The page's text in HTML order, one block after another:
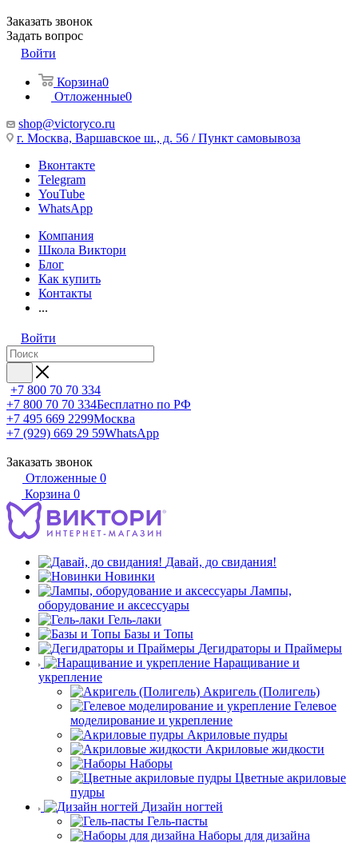
Заказать звонок
Задать вопрос
Войти
Корзина0
Отложенные0
shop@victoryco.ru
г. Москва, Варшавское ш., д. 56 / Пункт самовывоза
Вконтакте
Telegram
YouTube
WhatsApp
Компания
Школа Виктори
Блог
Как купить
Контакты
...
Войти
+7 800 70 70 334
+7 800 70 70 334Бесплатно по РФ
+7 495 669 2299Москва
+7 (929) 669 29 59WhatsApp
Заказать звонок
Отложенные 0
Корзина 0
Давай, до свидания!
Новинки
Лампы,
оборудование и аксессуары
Гель-лаки
Базы и Топы
Дегидраторы и Праймеры
Наращивание и
укрепление
Акригель (Полигель)
Гелевое
моделирование и укрепление
Акриловые пудры
Акриловые жидкости
Наборы
Цветные акриловые
пудры
Дизайн ногтей
Гель-пасты
Наборы для дизайна